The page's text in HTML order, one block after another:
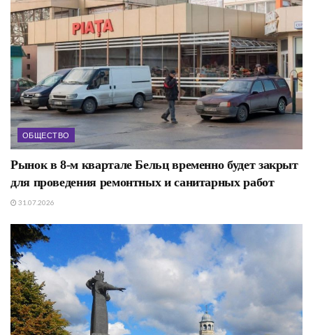
ОБЩЕСТВО
Рынок в 8-м квартале Бельц временно будет закрыт
для проведения ремонтных и санитарных работ
31.07.2026